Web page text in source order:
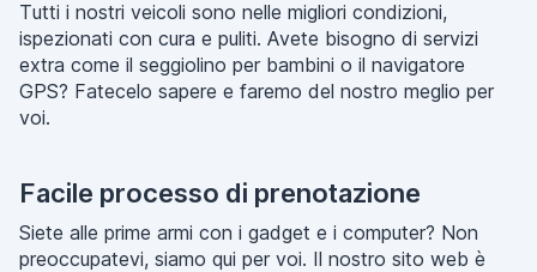
Tutti i nostri veicoli sono nelle migliori condizioni,
ispezionati con cura e puliti. Avete bisogno di servizi
extra come il seggiolino per bambini o il navigatore
GPS? Fatecelo sapere e faremo del nostro meglio per
voi.
Facile processo di prenotazione
Siete alle prime armi con i gadget e i computer? Non
preoccupatevi, siamo qui per voi. Il nostro sito web è